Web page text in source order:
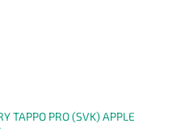
TAPPO PRO (SVK) APPLE